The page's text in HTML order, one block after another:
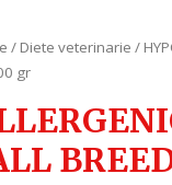
/ Diete veterinarie /
gr